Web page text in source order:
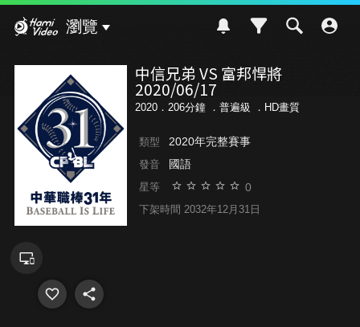
瀏覽
中信兄弟 VS 富邦悍將
2020/06/17
2020．206分鐘 ． 普遍級 ．HD畫質
類型 2020年完整賽事
發音 國語
星等 0
下架時間 2032年12月31日